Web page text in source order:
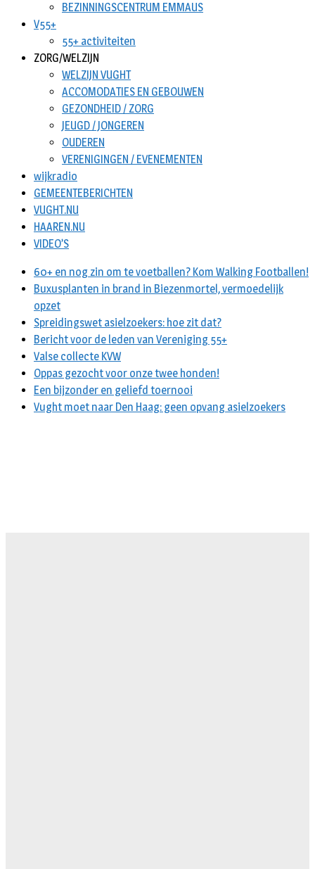
BEZINNINGSCENTRUM EMMAUS
V55+
55+ activiteiten
ZORG/WELZIJN
WELZIJN VUGHT
ACCOMODATIES EN GEBOUWEN
GEZONDHEID / ZORG
JEUGD / JONGEREN
OUDEREN
VERENIGINGEN / EVENEMENTEN
wijkradio
GEMEENTEBERICHTEN
VUGHT.NU
HAAREN.NU
VIDEO’S
60+ en nog zin om te voetballen? Kom Walking Footballen!
Buxusplanten in brand in Biezenmortel, vermoedelijk
opzet
Spreidingswet asielzoekers: hoe zit dat?
Bericht voor de leden van Vereniging 55+
Valse collecte KVW
Oppas gezocht voor onze twee honden!
Een bijzonder en geliefd toernooi
Vught moet naar Den Haag: geen opvang asielzoekers